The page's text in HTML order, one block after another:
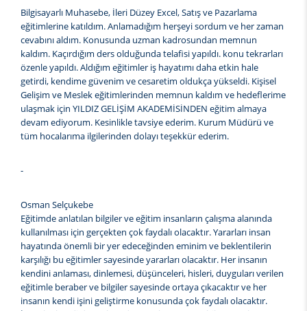
Bilgisayarlı Muhasebe, İleri Düzey Excel, Satış ve Pazarlama
eğitimlerine katıldım. Anlamadığım herşeyi sordum ve her zaman
cevabını aldım. Konusunda uzman kadrosundan memnun
kaldım. Kaçırdığım ders olduğunda telafisi yapıldı. konu tekrarları
özenle yapıldı. Aldığım eğitimler iş hayatımı daha etkin hale
getirdi, kendime güvenim ve cesaretim oldukça yükseldi. Kişisel
Gelişim ve Meslek eğitimlerinden memnun kaldım ve hedeflerime
ulaşmak için YILDIZ GELİŞİM AKADEMİSİNDEN eğitim almaya
devam ediyorum. Kesinlikle tavsiye ederim. Kurum Müdürü ve
tüm hocalarıma ilgilerinden dolayı teşekkür ederim.
-
Osman Selçukebe
Eğitimde anlatılan bilgiler ve eğitim insanların çalışma alanında
kullanılması için gerçekten çok faydalı olacaktır. Yararları insan
hayatında önemli bir yer edeceğinden eminim ve beklentilerin
karşılığı bu eğitimler sayesinde yararları olacaktır. Her insanın
kendini anlaması, dinlemesi, düşünceleri, hisleri, duyguları verilen
eğitimle beraber ve bilgiler sayesinde ortaya çıkacaktır ve her
insanın kendi işini geliştirme konusunda çok faydalı olacaktır.